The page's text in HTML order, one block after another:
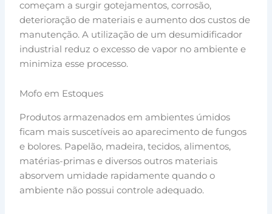
começam a surgir gotejamentos, corrosão,
deterioração de materiais e aumento dos custos de
manutenção. A utilização de um desumidificador
industrial reduz o excesso de vapor no ambiente e
minimiza esse processo.
Mofo em Estoques
Produtos armazenados em ambientes úmidos
ficam mais suscetíveis ao aparecimento de fungos
e bolores. Papelão, madeira, tecidos, alimentos,
matérias-primas e diversos outros materiais
absorvem umidade rapidamente quando o
ambiente não possui controle adequado.